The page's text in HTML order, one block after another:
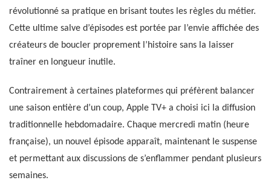
révolutionné sa pratique en brisant toutes les règles du métier.
Cette ultime salve d’épisodes est portée par l’envie affichée des
créateurs de boucler proprement l’histoire sans la laisser
traîner en longueur inutile.
Contrairement à certaines plateformes qui préfèrent balancer
une saison entière d’un coup, Apple TV+ a choisi ici la diffusion
traditionnelle hebdomadaire. Chaque mercredi matin (heure
française), un nouvel épisode apparaît, maintenant le suspense
et permettant aux discussions de s’enflammer pendant plusieurs
semaines.